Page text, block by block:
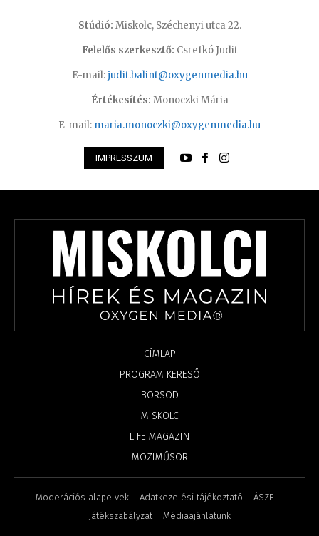
Stúdió: Miskolc, Széchenyi utca 22.
Felelős szerkesztő: Csrefkó Judit
E-mail:judit.balint@oxygenmedia.hu
Értékesítés: Monoczki Mária
E-mail: maria.monoczki@oxygenmedia.hu
IMPRESSZUM
CÍMLAP
PROGRAM KERESŐ
BORSOD
MISKOLC
LIFE MAGAZIN
MOZIMŰSOR
Moderációs alapelvek Adatkezelési tájékoztató
ÁSZF
Játékszabályzat
Médiaajánlatunk